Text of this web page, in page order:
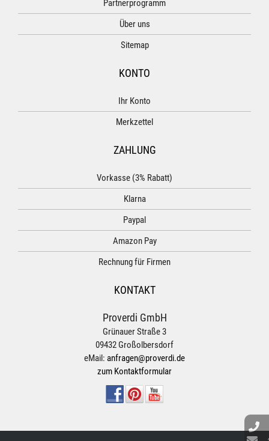
Partnerprogramm
Über uns
Sitemap
KONTO
Ihr Konto
Merkzettel
ZAHLUNG
Vorkasse (3% Rabatt)
Klarna
Paypal
Amazon Pay
Rechnung für Firmen
KONTAKT
Proverdi GmbH
Grünauer Straße 3
09432 Großolbersdorf
eMail: anfragen@proverdi.de
zum Kontaktformular